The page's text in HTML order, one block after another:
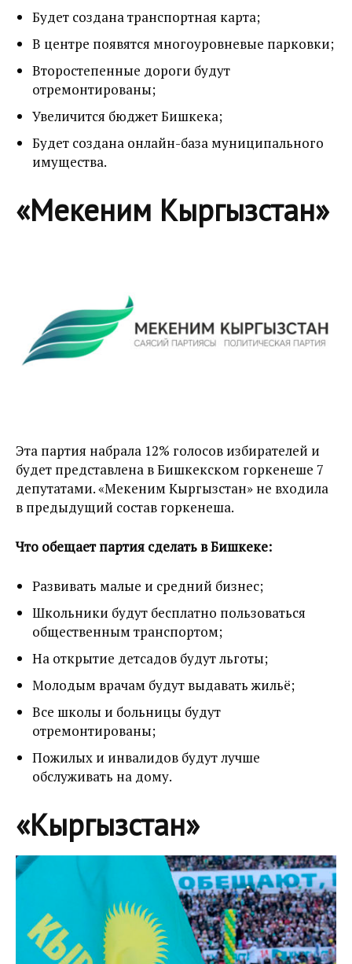
Будет создана транспортная карта;
В центре появятся многоуровневые парковки;
Второстепенные дороги будут
отремонтированы;
Увеличится бюджет Бишкека;
Будет создана онлайн-база муниципального
имущества.
«Мекеним Кыргызстан»
Эта партия набрала 12% голосов избирателей и
будет представлена в Бишкекском горкенеше 7
депутатами. «Мекеним Кыргызстан» не входила
в предыдущий состав горкенеша.
Что обещает партия сделать в Бишкеке:
Развивать малые и средний бизнес;
Школьники будут бесплатно пользоваться
общественным транспортом;
На открытие детсадов будут льготы;
Молодым врачам будут выдавать жильё;
Все школы и больницы будут
отремонтированы;
Пожилых и инвалидов будут лучше
обслуживать на дому.
«Кыргызстан»